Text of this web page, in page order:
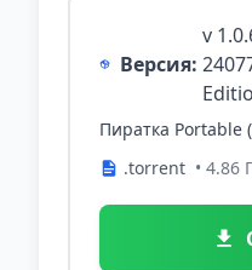
Версия:
v
Пиратка Portable
.torrent • 4.86